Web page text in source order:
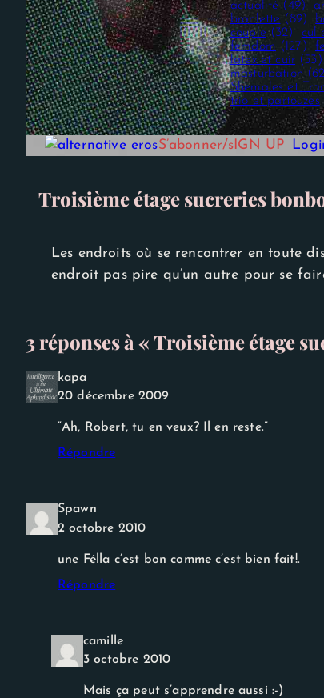
actualité (49)
branlette (89)
couple (32) cul
femdom (127)
latex et cuir (53)
masturbation
Shemales et
trio et partouzes
S’abonner/sIGN UP
Troisième étage sucreries
Les endroits où se rencontrer en toute
endroit pas pire qu’un autre pour se
3 réponses à « Troisième étage
kapa
20 décembre 2009
“Ah, Robert, tu en veux? Il en reste.”
Répondre
Spawn
2 octobre 2010
une Félla c’est bon comme c’est bien fait!.
Répondre
camille
3 octobre 2010
Mais ça peut s’apprendre aussi :-)
sont pas
facultatifs. Ils
nécessaires au
Afin que notre
site Web
fonctionne
aussi bien que
possible lors
de votre
visite. Si vous
certaines
fonctionnalités
disparaîtront